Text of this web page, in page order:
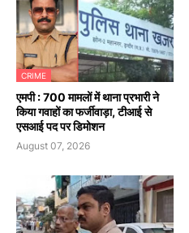
CRIME
एमपी : 700 मामलों में थाना प्रभारी ने
किया गवाहों का फर्जीवाड़ा, टीआई से
एसआई पद पर डिमोशन
August 07, 2026